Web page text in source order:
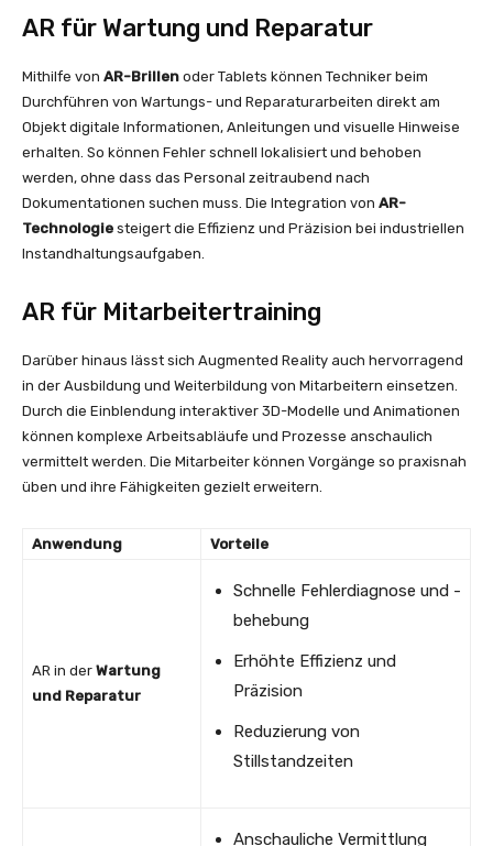
AR für Wartung und Reparatur
Mithilfe von AR-Brillen oder Tablets können Techniker beim
Durchführen von Wartungs- und Reparaturarbeiten direkt am
Objekt digitale Informationen, Anleitungen und visuelle Hinweise
erhalten. So können Fehler schnell lokalisiert und behoben
werden, ohne dass das Personal zeitraubend nach
Dokumentationen suchen muss. Die Integration von AR-
Technologie steigert die Effizienz und Präzision bei industriellen
Instandhaltungsaufgaben.
AR für Mitarbeitertraining
Darüber hinaus lässt sich Augmented Reality auch hervorragend
in der Ausbildung und Weiterbildung von Mitarbeitern einsetzen.
Durch die Einblendung interaktiver 3D-Modelle und Animationen
können komplexe Arbeitsabläufe und Prozesse anschaulich
vermittelt werden. Die Mitarbeiter können Vorgänge so praxisnah
üben und ihre Fähigkeiten gezielt erweitern.
Anwendung Vorteile
AR in der Wartung
und Reparatur
Schnelle Fehlerdiagnose und -
behebung
Erhöhte Effizienz und
Präzision
Reduzierung von
Stillstandzeiten
Anschauliche Vermittlung